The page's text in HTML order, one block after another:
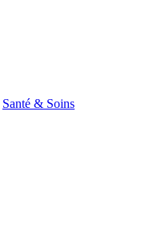
Santé & Soins